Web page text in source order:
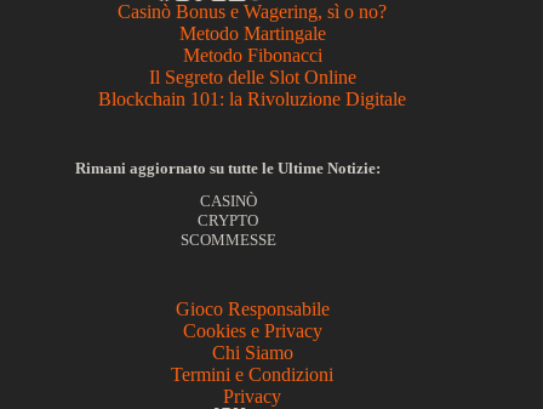
Casinò Bonus e Wagering, sì o no?
Metodo Martingale
Metodo Fibonacci
Il Segreto delle Slot Online
Blockchain 101: la Rivoluzione Digitale
Rimani aggiornato su tutte le Ultime Notizie:
CASINÒ
CRYPTO
SCOMMESSE
Gioco Responsabile
Cookies e Privacy
Chi Siamo
Termini e Condizioni
Privacy